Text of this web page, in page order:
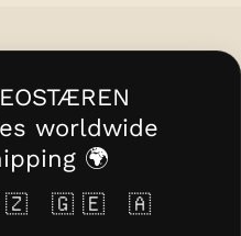
worldwide
🌍
🇦🇿